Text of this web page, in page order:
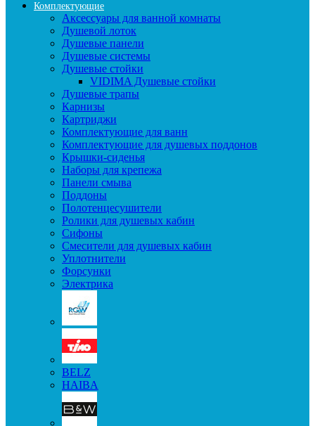
Комплектующие
Аксессуары для ванной комнаты
Душевой лоток
Душевые панели
Душевые системы
Душевые стойки
VIDIMA Душевые стойки
Душевые трапы
Карнизы
Картриджи
Комплектующие для ванн
Комплектующие для душевых поддонов
Крышки-сиденья
Наборы для крепежа
Панели смыва
Поддоны
Полотенцесушители
Ролики для душевых кабин
Сифоны
Смесители для душевых кабин
Уплотнители
Форсунки
Электрика
BELZ
HAIBA